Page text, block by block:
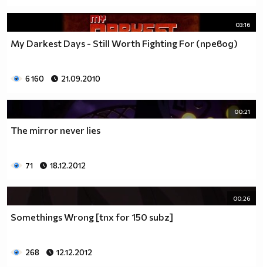
03:16
My Darkest Days - Still Worth Fighting For (превод)
6 160 21.09.2010
00:21
The mirror never lies
71 18.12.2012
00:26
Somethings Wrong [tnx for 150 subz]
268 12.12.2012